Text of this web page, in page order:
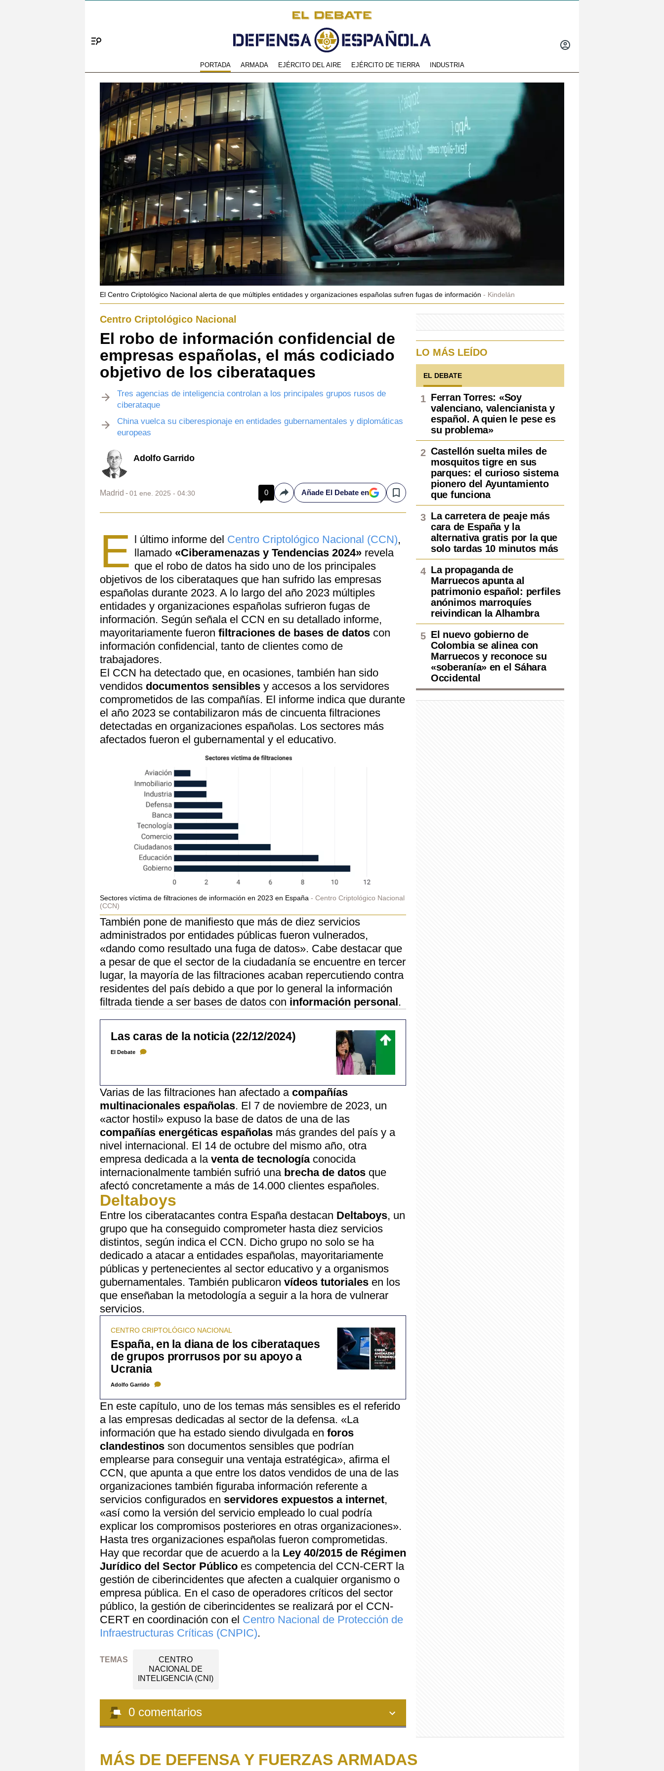
PORTADA ARMADA EJÉRCITO DEL AIRE EJÉRCITO DE TIERRA INDUSTRIA
El Centro Criptológico Nacional alerta de que múltiples entidades y organizaciones españolas sufren fugas de información Kindelán
Centro Criptológico Nacional
El robo de información confidencial de
empresas españolas, el más codiciado
objetivo de los ciberataques
Tres agencias de inteligencia controlan a los principales grupos rusos de
ciberataque
China vuelca su ciberespionaje en entidades gubernamentales y diplomáticas
europeas
Adolfo Garrido
Madrid 01 ene. 2025 - 04:30 0 CompartirAñade El Debate en Save
E l último informe del Centro Criptológico Nacional (CCN),
llamado «Ciberamenazas y Tendencias 2024» revela
que el robo de datos ha sido uno de los principales
objetivos de los ciberataques que han sufrido las empresas
españolas durante 2023. A lo largo del año 2023 múltiples
entidades y organizaciones españolas sufrieron fugas de
información. Según señala el CCN en su detallado informe,
mayoritariamente fueron filtraciones de bases de datos con
información confidencial, tanto de clientes como de
trabajadores.
El CCN ha detectado que, en ocasiones, también han sido
vendidos documentos sensibles y accesos a los servidores
comprometidos de las compañías. El informe indica que durante
el año 2023 se contabilizaron más de cincuenta filtraciones
detectadas en organizaciones españolas. Los sectores más
afectados fueron el gubernamental y el educativo.
Sectores víctima de filtraciones de información en 2023 en España
Centro Criptológico Nacional
(CCN)
También pone de manifiesto que más de diez servicios
administrados por entidades públicas fueron vulnerados,
«dando como resultado una fuga de datos». Cabe destacar que
a pesar de que el sector de la ciudadanía se encuentre en tercer
lugar, la mayoría de las filtraciones acaban repercutiendo contra
residentes del país debido a que por lo general la información
filtrada tiende a ser bases de datos con información personal.
Las caras de la noticia (22/12/2024)
El Debate
Varias de las filtraciones han afectado a compañías
multinacionales españolas. El 7 de noviembre de 2023, un
«actor hostil» expuso la base de datos de una de las
compañías energéticas españolas más grandes del país y a
nivel internacional. El 14 de octubre del mismo año, otra
empresa dedicada a la venta de tecnologíaconocida
internacionalmente también sufrió una brecha de datos que
afectó concretamente a más de 14.000 clientes españoles.
Deltaboys
Entre los ciberatacantes contra España destacan Deltaboys, un
grupo que ha conseguido comprometer hasta diez servicios
distintos, según indica el CCN. Dicho grupo no solo se ha
dedicado a atacar a entidades españolas, mayoritariamente
públicas y pertenecientes al sector educativo y a organismos
gubernamentales. También publicaron vídeos tutoriales en los
que enseñaban la metodología a seguir a la hora de vulnerar
servicios.
CENTRO CRIPTOLÓGICO NACIONAL
España, en la diana de los ciberataques
de grupos prorrusos por su apoyo a
Ucrania
Adolfo Garrido
En este capítulo, uno de los temas más sensibles es el referido
a las empresas dedicadas al sector de la defensa. «La
información que ha estado siendo divulgada en foros
clandestinos son documentos sensibles que podrían
emplearse para conseguir una ventaja estratégica», afirma el
CCN, que apunta a que entre los datos vendidos de una de las
organizaciones también figuraba información referente a
servicios configurados en servidores expuestos a internet,
«así como la versión del servicio empleado lo cual podría
explicar los compromisos posteriores en otras organizaciones».
Hasta tres organizaciones españolas fueron comprometidas.
Hay que recordar que de acuerdo a la Ley 40/2015 de Régimen
Jurídico del Sector Público es competencia del CCN-CERT la
gestión de ciberincidentes que afecten a cualquier organismo o
empresa pública. En el caso de operadores críticos del sector
público, la gestión de ciberincidentes se realizará por el CCN-
CERT en coordinación con el Centro Nacional de Protección de
Infraestructuras Críticas (CNPIC).
TEMAS
CENTRO
NACIONAL DE
INTELIGENCIA (CNI)
0 comentarios
LO MÁS LEÍDO
EL DEBATE
Ferran Torres: «Soy
valenciano, valencianista y
español. A quien le pese es
su problema»
Castellón suelta miles de
mosquitos tigre en sus
parques: el curioso sistema
pionero del Ayuntamiento
que funciona
La carretera de peaje más
cara de España y la
alternativa gratis por la que
solo tardas 10 minutos más
La propaganda de
Marruecos apunta al
patrimonio español: perfiles
anónimos marroquíes
reivindican la Alhambra
El nuevo gobierno de
Colombia se alinea con
Marruecos y reconoce su
«soberanía» en el Sáhara
Occidental
MÁS DE DEFENSA Y FUERZAS ARMADAS